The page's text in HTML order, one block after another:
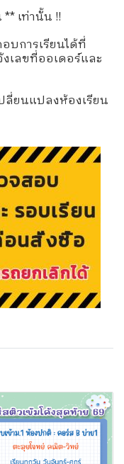
เท่านั้น !!
บการเรียนได้ที่
เลขที่ออเดอร์และ
ลี่ยนแปลงห้องเรียน